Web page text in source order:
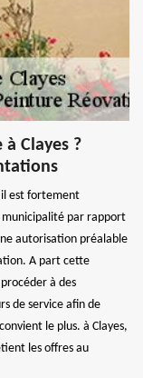
Clayes ?
il est fortement
municipalité par rapport
autorisation préalable
A part cette
à des
de service afin de
le plus. à Clayes,
les offres au